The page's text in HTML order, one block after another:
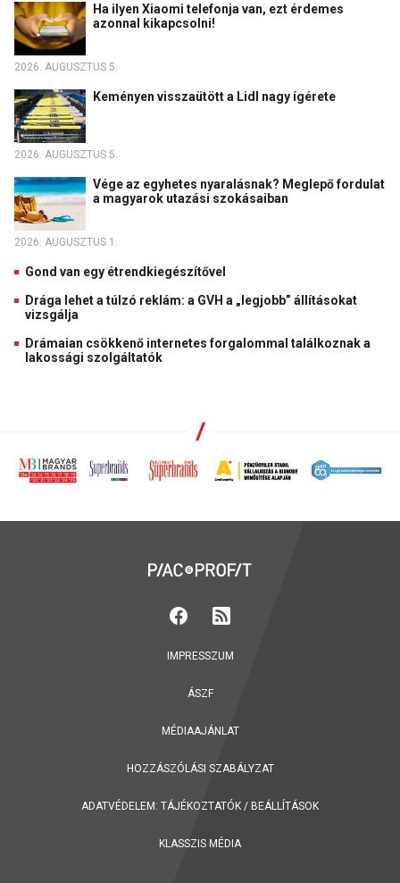
Ha ilyen Xiaomi telefonja van, ezt érdemes
azonnal kikapcsolni!
2026. AUGUSZTUS 5.
Keményen visszaütött a Lidl nagy ígérete
2026. AUGUSZTUS 5.
Vége az egyhetes nyaralásnak? Meglepő fordulat
a magyarok utazási szokásaiban
2026. AUGUSZTUS 1.
Gond van egy étrendkiegészítővel
Drága lehet a túlzó reklám: a GVH a „legjobb” állításokat
vizsgálja
Drámaian csökkenő internetes forgalommal találkoznak a
lakossági szolgáltatók
IMPRESSZUM
ÁSZF
MÉDIAAJÁNLAT
HOZZÁSZÓLÁSI SZABÁLYZAT
ADATVÉDELEM: TÁJÉKOZTATÓK / BEÁLLÍTÁSOK
KLASSZIS MÉDIA